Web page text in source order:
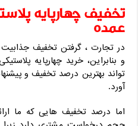
تخفیف چهارپایه
عمده
در تجارت ، گرفتن تخفیف
و بنابراین، خرید چهارپایه
تواند بهترین درصد تخفیف و
آورد.
اما درصد تخفیف هایی که ما